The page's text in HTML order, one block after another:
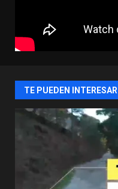
TE PUEDEN INTERESAR